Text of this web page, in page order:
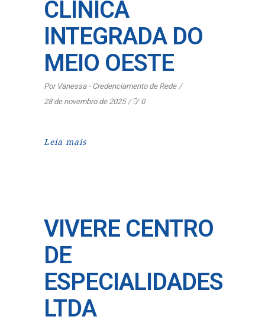
CLÍNICA
INTEGRADA DO
MEIO OESTE
Por Vanessa - Credenciamento de Rede
28 de novembro de 2025
0
Leia mais
VIVERE CENTRO
DE
ESPECIALIDADES
LTDA